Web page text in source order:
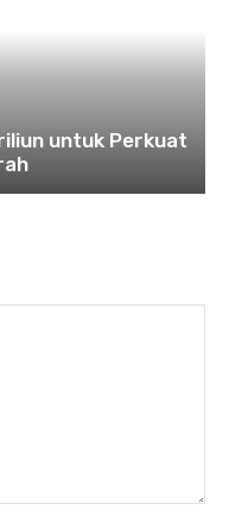
untuk Perkuat